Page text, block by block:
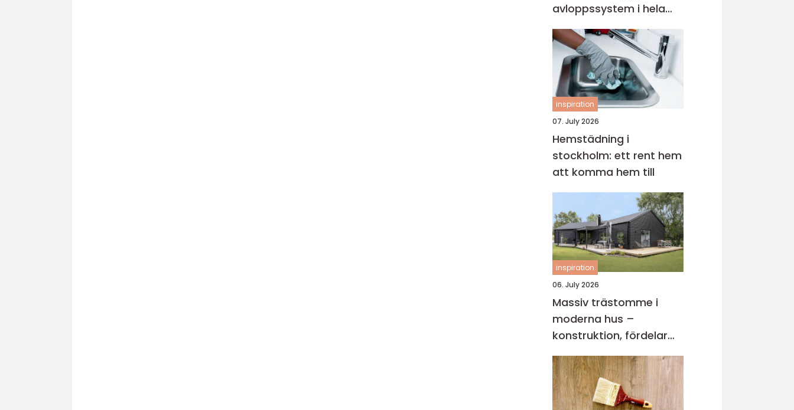
avloppssystem i hela
fastigheten
inspiration
07. July 2026
Hemstädning i
stockholm: ett rent hem
att komma hem till
inspiration
06. July 2026
Massiv trästomme i
moderna hus –
konstruktion, fördelar
och arkitektur för
hållbart byggande